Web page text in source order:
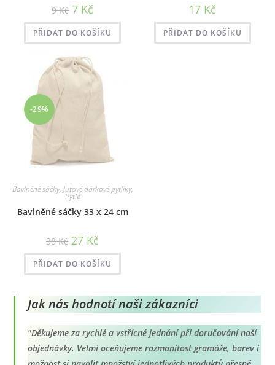
9Kč Původní
cena
byla:
9 Kč.
7 Kč
je:
7 Kč.
PŘIDAT DO KOŠÍKU
17 Kč
PŘIDAT DO KOŠÍKU
-29%
Bavlněné sáčky, Jutové dárkové pytlíky,
Pytle
Bavlněné sáčky 33 x 24 cm
38Kč Původní
cena
byla:
38 Kč.
27 Kč
je:
27 Kč.
PŘIDAT DO KOŠÍKU
Jak nás hodnotí naši zákazníci
"Děkujeme za rychlé a vstřícné jednání při doručování naší
objednávky. Velmi oceňujeme rozmanitost gramáže, barev i